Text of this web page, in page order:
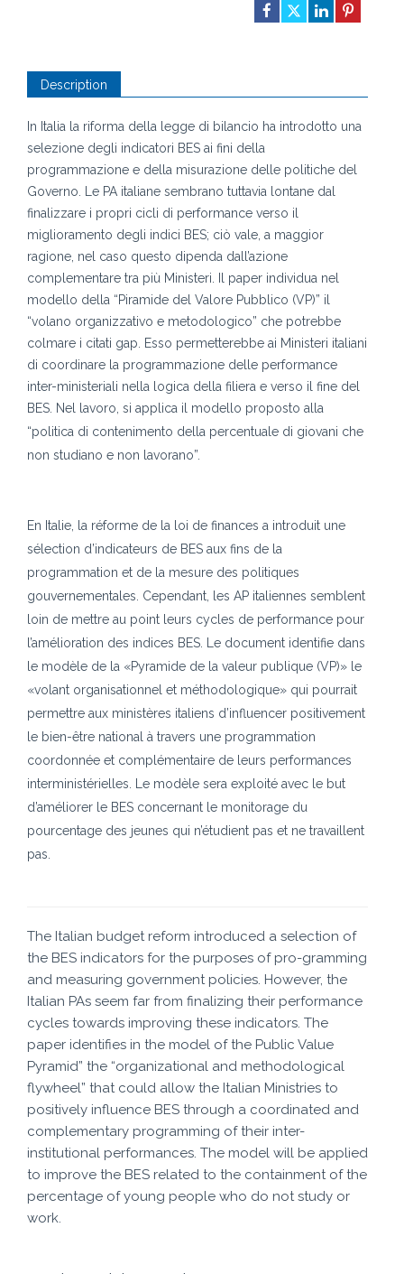
Description
In Italia la riforma della legge di bilancio ha introdotto una
selezione degli indicatori BES ai fini della
programmazione e della misurazione delle politiche del
Governo. Le PA italiane sembrano tuttavia lontane dal
finalizzare i propri cicli di performance verso il
miglioramento degli indici BES; ciò vale, a maggior
ragione, nel caso questo dipenda dall’azione
complementare tra più Ministeri. Il paper individua nel
modello della “Piramide del Valore Pubblico (VP)” il
“volano organizzativo e metodologico” che potrebbe
colmare i citati gap. Esso permetterebbe ai Ministeri italiani
di coordinare la programmazione delle performance
inter-ministeriali nella logica della filiera e verso il fine del
BES. Nel lavoro, si applica il modello proposto alla
“politica di contenimento della percentuale di giovani che
non studiano e non lavorano”.
En Italie, la réforme de la loi de finances a introduit une
sélection d’indicateurs de BES aux fins de la
programmation et de la mesure des politiques
gouvernementales. Cependant, les AP italiennes semblent
loin de mettre au point leurs cycles de performance pour
l’amélioration des indices BES.
Le document identifie dans
le modèle de la «Pyramide de la valeur publique (VP)» le
«volant organisationnel et méthodologique» qui pourrait
permettre aux ministères italiens d’influencer positivement
le bien-être national à travers une programmation
coordonnée et complémentaire de leurs performances
interministérielles. Le modèle sera exploité avec le but
d’améliorer le BES concernant le monitorage du
pourcentage des jeunes qui n’étudient pas et ne travaillent
pas.
The Italian budget reform introduced a selection of
the BES indicators for the purposes of pro-gramming
and measuring government policies. However, the
Italian PAs seem far from finalizing their performance
cycles towards improving these indicators. The
paper identifies in the model of the Public Value
Pyramid” the “organizational and methodological
flywheel” that could allow the Italian Ministries to
positively influence BES through a coordinated and
complementary programming of their inter-
institutional performances. The model will be applied
to improve the BES related to the containment of the
percentage of young people who do not study or
work.